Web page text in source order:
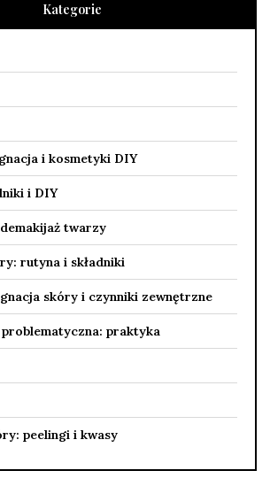
Kategorie
i kosmetyki DIY
i DIY
twarzy
rutyna i składniki
skóry i czynniki zewnętrzne
praktyka
peelingi i kwasy